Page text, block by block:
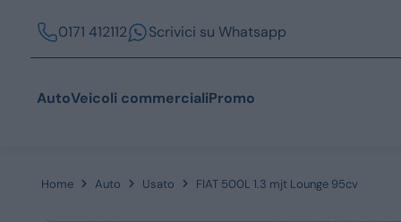
0171 412112 Scrivici su Whatsapp
AutoVeicoli commercialiPromo
Home Auto Usato FIAT 500L 1.3 mjt Lounge 95cv